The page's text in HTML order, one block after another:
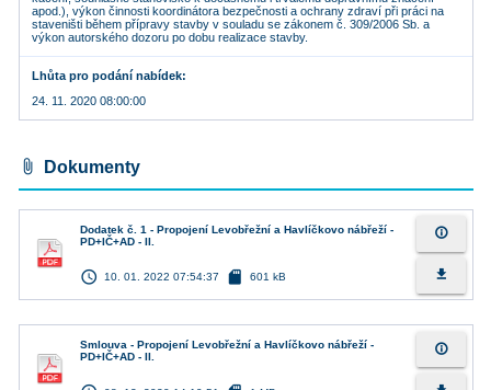
apod.), výkon činnosti koordinátora bezpečnosti a ochrany zdraví při práci na
staveništi během přípravy stavby v souladu se zákonem č. 309/2006 Sb. a
výkon autorského dozoru po dobu realizace stavby.
Lhůta pro podání nabídek
24. 11. 2020 08:00:00
attach_file Dokumenty
Dodatek č. 1 - Propojení Levobřežní a Havlíčkovo nábřeží -
PD+IČ+AD - II.
access_time 10. 01. 2022 07:54:37 sd_card 601 kB
info_outline
file_download
Smlouva - Propojení Levobřežní a Havlíčkovo nábřeží -
PD+IČ+AD - II.
info_outline